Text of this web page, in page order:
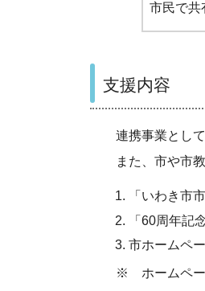
市民で共
支援内容
連携事業として
また、市や市教
「いわき市
「60周年記
市ホームペ
※ ホームページ